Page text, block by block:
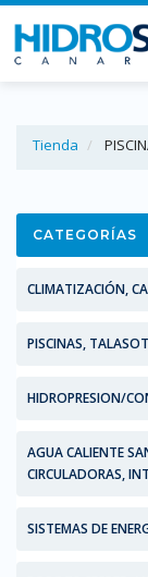
Tienda
CATEGORÍAS
CLIMATIZACIÓN,
PISCINAS,
HIDROPRESION/
AGUA CALIENTE
CIRCULADORAS,
SISTEMAS DE